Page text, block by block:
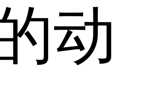
动